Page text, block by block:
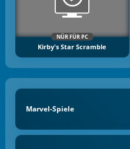
NÜR FÜR PC
Kirby's Star Scramble
Marvel-Spiele